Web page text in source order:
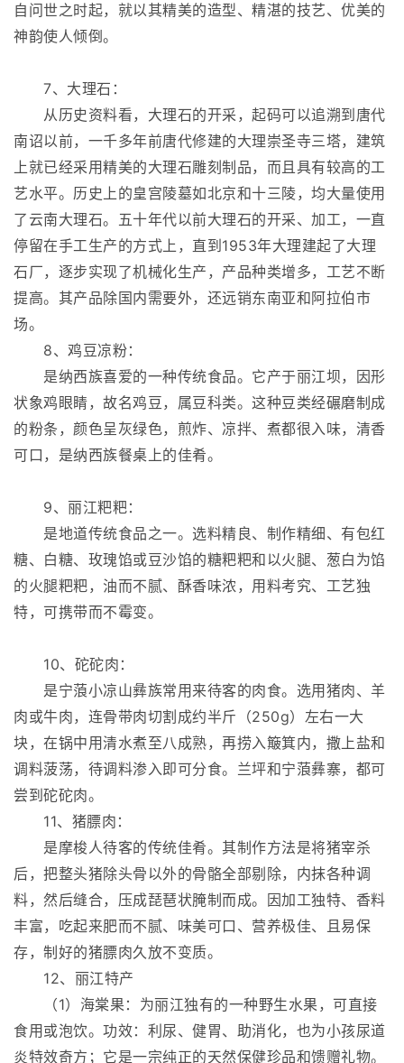
自问世之时起，就以其精美的造型、精湛的技艺、优美的
神韵使人倾倒。
7、大理石：
从历史资料看，大理石的开采，起码可以追溯到唐代
南诏以前，一千多年前唐代修建的大理崇圣寺三塔，建筑
上就已经采用精美的大理石雕刻制品，而且具有较高的工
艺水平。历史上的皇宫陵墓如北京和十三陵，均大量使用
了云南大理石。五十年代以前大理石的开采、加工，一直
停留在手工生产的方式上，直到1953年大理建起了大理
石厂，逐步实现了机械化生产，产品种类增多，工艺不断
提高。其产品除国内需要外，还远销东南亚和阿拉伯市
场。
8、鸡豆凉粉：
是纳西族喜爱的一种传统食品。它产于丽江坝，因形
状象鸡眼睛，故名鸡豆，属豆科类。这种豆类经碾磨制成
的粉条，颜色呈灰绿色，煎炸、凉拌、煮都很入味，清香
可口，是纳西族餐桌上的佳肴。
9、丽江粑粑：
是地道传统食品之一。选料精良、制作精细、有包红
糖、白糖、玫瑰馅或豆沙馅的糖粑粑和以火腿、葱白为馅
的火腿粑粑，油而不腻、酥香味浓，用料考究、工艺独
特，可携带而不霉变。
10、砣砣肉：
是宁蒗小凉山彝族常用来待客的肉食。选用猪肉、羊
肉或牛肉，连骨带肉切割成约半斤（250g）左右一大
块，在锅中用清水煮至八成熟，再捞入簸箕内，撒上盐和
调料菠荡，待调料渗入即可分食。兰坪和宁蒗彝寨，都可
尝到砣砣肉。
11、猪膘肉：
是摩梭人待客的传统佳肴。其制作方法是将猪宰杀
后，把整头猪除头骨以外的骨骼全部剔除，内抹各种调
料，然后缝合，压成琵琶状腌制而成。因加工独特、香料
丰富，吃起来肥而不腻、味美可口、营养极佳、且易保
存，制好的猪膘肉久放不变质。
12、丽江特产
（1）海棠果：为丽江独有的一种野生水果，可直接
食用或泡饮。功效：利尿、健胃、助消化，也为小孩尿道
炎特效奇方；它是一宗纯正的天然保健珍品和馈赠礼物。